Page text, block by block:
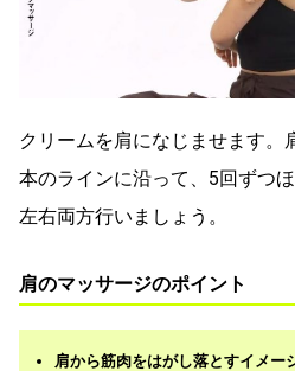
クリームを肩になじませます。
本のラインに沿って、5回ずつほ
左右両方行いましょう。
肩のマッサージのポイント
肩から筋肉をはがし落とすイメー